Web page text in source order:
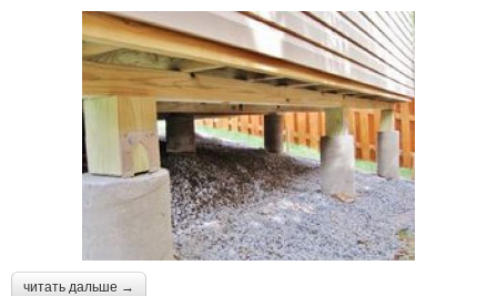
читать дальше →